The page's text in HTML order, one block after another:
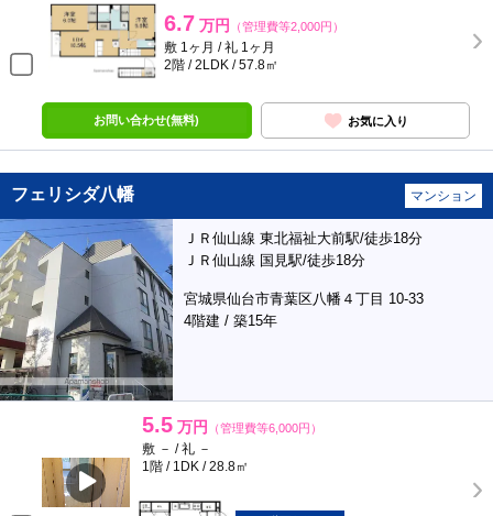
6.7 万円 （管理費等2,000円）
敷 1ヶ月 / 礼 1ヶ月
2階 / 2LDK / 57.8㎡
お問い合わせ(無料) お気に入り
フェリシダ八幡 マンション
ＪＲ仙山線 東北福祉大前駅/徒歩18分
ＪＲ仙山線 国見駅/徒歩18分
宮城県仙台市青葉区八幡４丁目 10-33
4階建 / 築15年
5.5 万円 （管理費等6,000円）
敷 － / 礼 －
1階 / 1DK / 28.8㎡